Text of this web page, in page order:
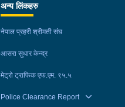
अन्य लिंकहरु
नेपाल प्रहरी श्रीमती संघ
आसरा सुधार केन्द्र
मेट्रो ट्राफिक एफ.एम. ९५.५
Police Clearance Report